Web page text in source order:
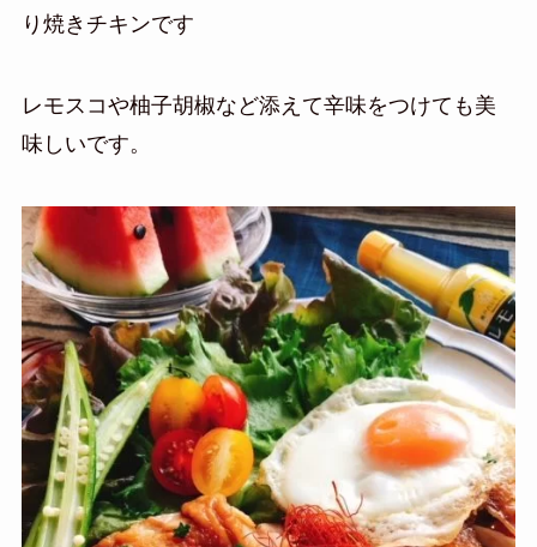
り焼きチキンです
レモスコや柚子胡椒など添えて辛味をつけても美
味しいです。